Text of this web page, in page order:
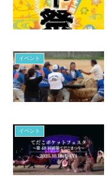
イベント
イベント